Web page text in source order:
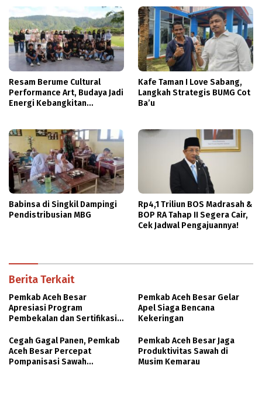
Resam Berume Cultural
Performance Art, Budaya Jadi
Energi Kebangkitan
Kafe Taman I Love Sabang,
Langkah Strategis BUMG Cot
Ba’u
Babinsa di Singkil Dampingi
Pendistribusian MBG
Rp4,1 Triliun BOS Madrasah &
BOP RA Tahap II Segera Cair,
Cek Jadwal Pengajuannya!
Berita Terkait
Pemkab Aceh Besar
Apresiasi Program
Pembekalan dan Sertifikasi
Pemkab Aceh Besar Gelar
Apel Siaga Bencana
Kekeringan
Cegah Gagal Panen, Pemkab
Aceh Besar Percepat
Pompanisasi Sawah
Pemkab Aceh Besar Jaga
Produktivitas Sawah di
Musim Kemarau